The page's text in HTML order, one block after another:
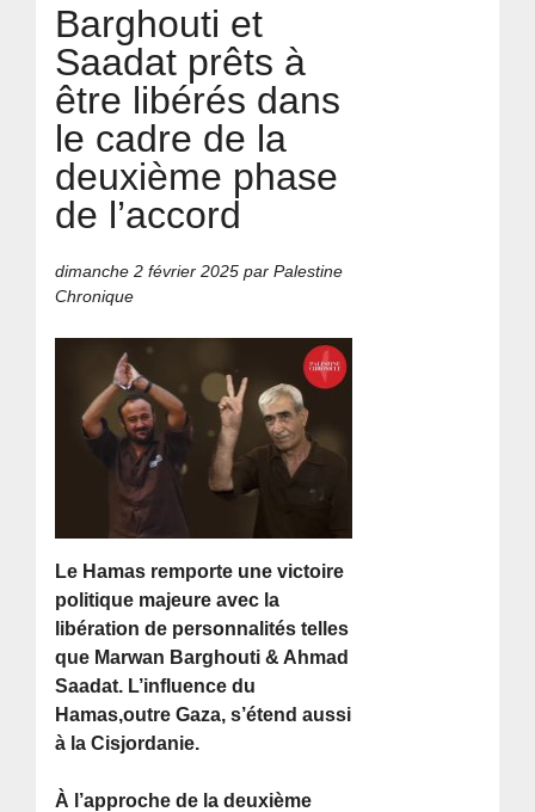
Barghouti et
Saadat prêts à
être libérés dans
le cadre de la
deuxième phase
de l’accord
dimanche 2 février 2025 par Palestine
Chronique
Le Hamas remporte une victoire
politique majeure avec la
libération de personnalités telles
que Marwan Barghouti & Ahmad
Saadat. L’influence du
Hamas,outre Gaza, s’étend aussi
à la Cisjordanie.
À l’approche de la deuxième